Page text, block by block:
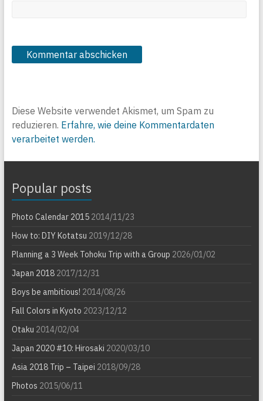
Diese Website verwendet Akismet, um Spam zu
reduzieren. Erfahre, wie deine Kommentardaten
verarbeitet werden.
Popular posts
Photo Calendar 20152014/11/23
How to: DIY Kotatsu 2019/12/28
Planning a 3 Week Tohoku Trip with a Group 2026/01/02
Japan 20182017/12/31
Boys be ambitious! 2014/08/26
Fall Colors in Kyoto 2023/12/12
Otaku 2014/02/04
Japan 2020 #10: Hirosaki 2020/03/10
Asia 2018 Trip – Taipei 2018/09/28
Photos 2015/06/11